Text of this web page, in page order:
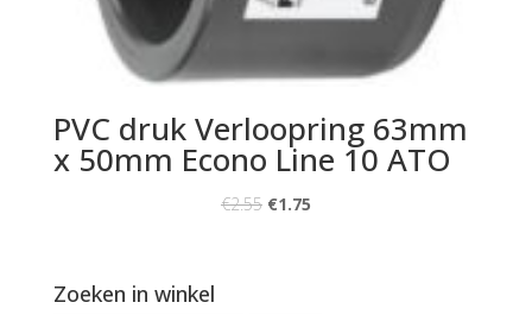
PVC druk Verloopring 63mm
x 50mm Econo Line 10 ATO
€2.55 €1.75
Zoeken in winkel